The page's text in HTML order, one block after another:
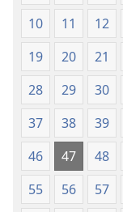
10
11 12
19
20 21
28
29 30
37
38 39
46
47 48
55
56 57